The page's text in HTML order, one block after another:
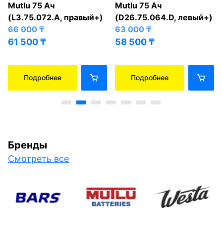
Mutlu 75 Ач
(L3.75.072.A, правый+)
66 000₸
61 500₸
Подробнее
Mutlu 75 Ач
(D26.75.064.D, левый+)
63 000₸
58 500₸
Подробнее
Бренды
Смотреть все